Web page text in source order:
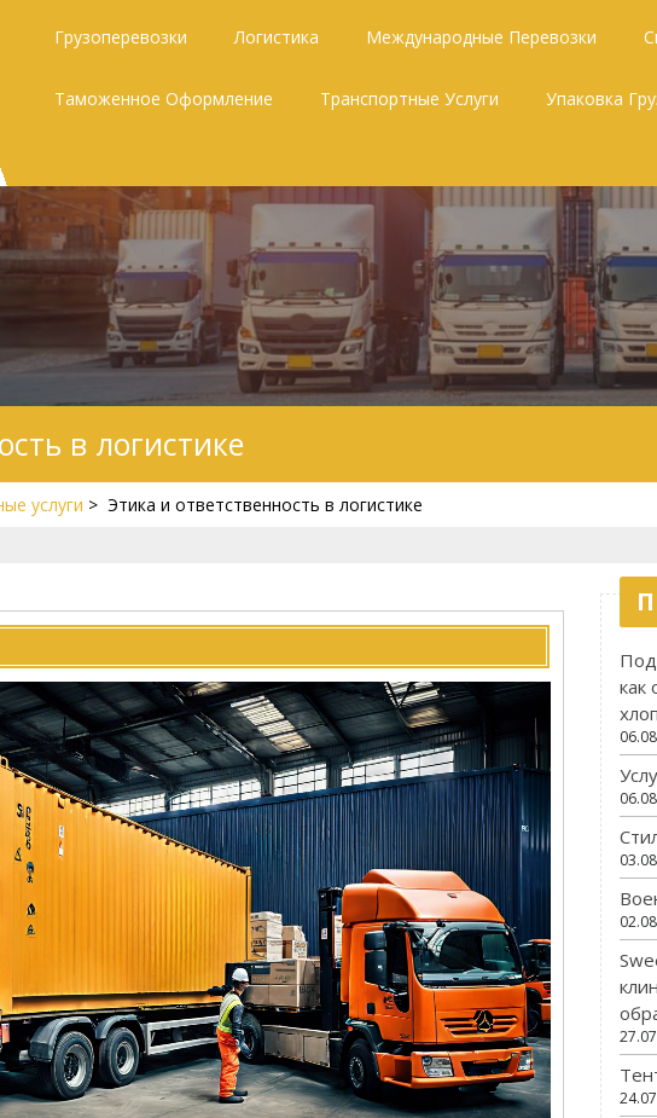
Грузоперевозки Логистика Международные Перевозки
Таможенное Оформление Транспортные Услуги Упаковка
в логистике
услуги > Этика и ответственность в логистике
как